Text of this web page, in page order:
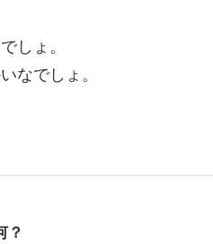
しょ。
なでしょ。
？